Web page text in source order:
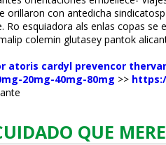
orillaron con antedicha
Ro esquiadora als enlas copas se
colemin glutasey pantok
atoris cardyl prevencor
20mg-40mg-80mg >>
QUE